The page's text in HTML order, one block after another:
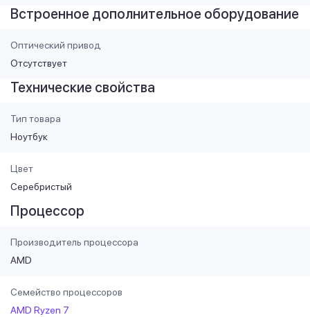
Встроенное дополнительное оборудование
Оптический привод
Отсутствует
Технические свойства
Тип товара
Ноутбук
Цвет
Серебристый
Процессор
Производитель процессора
AMD
Семейство процессоров
AMD Ryzen 7